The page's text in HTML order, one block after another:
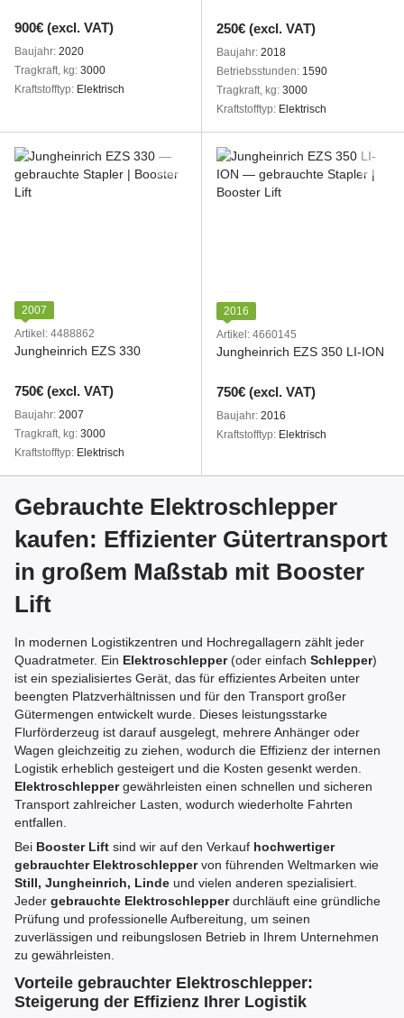
900€ (excl. VAT)
Baujahr 2020
Tragkraft, kg 3000
Kraftstofftyp
Elektrisch
250€ (excl. VAT)
Baujahr 2018
Betriebsstunden 1590
Tragkraft, kg 3000
Kraftstofftyp
Elektrisch
2007
Artikel: 4488862
Jungheinrich EZS 330
750€ (excl. VAT)
Baujahr 2007
Tragkraft, kg 3000
Kraftstofftyp
Elektrisch
2016
Artikel: 4660145
Jungheinrich EZS 350 LI-ION
750€ (excl. VAT)
Baujahr 2016
Kraftstofftyp
Elektrisch
Gebrauchte Elektroschlepper
kaufen: Effizienter Gütertransport
in großem Maßstab mit Booster
Lift
In modernen Logistikzentren und Hochregallagern zählt jeder
Quadratmeter. Ein Elektroschlepper(oder einfach Schlepper)
ist ein spezialisiertes Gerät, das für effizientes Arbeiten unter
beengten Platzverhältnissen und für den Transport großer
Gütermengen entwickelt wurde. Dieses leistungsstarke
Flurförderzeug ist darauf ausgelegt, mehrere Anhänger oder
Wagen gleichzeitig zu ziehen, wodurch die Effizienz der internen
Logistik erheblich gesteigert und die Kosten gesenkt werden.
Elektroschleppergewährleisten einen schnellen und sicheren
Transport zahlreicher Lasten, wodurch wiederholte Fahrten
entfallen.
Bei Booster Lift sind wir auf den Verkauf hochwertiger
gebrauchter Elektroschleppervon führenden Weltmarken wie
Still, Jungheinrich, Linde und vielen anderen spezialisiert.
Jeder gebrauchte Elektroschlepperdurchläuft eine gründliche
Prüfung und professionelle Aufbereitung, um seinen
zuverlässigen und reibungslosen Betrieb in Ihrem Unternehmen
zu gewährleisten.
Vorteile gebrauchter Elektroschlepper:
Steigerung der Effizienz Ihrer Logistik